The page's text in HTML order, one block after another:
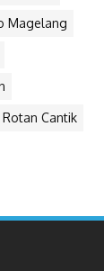
Magelang
Rotan Cantik